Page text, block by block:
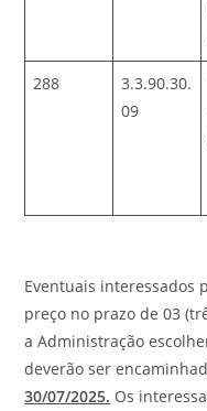
288
3.3.90.30.
09
Eventuais interessados
preço no prazo de 03
a Administração
deverão ser
30/07/2025. Os